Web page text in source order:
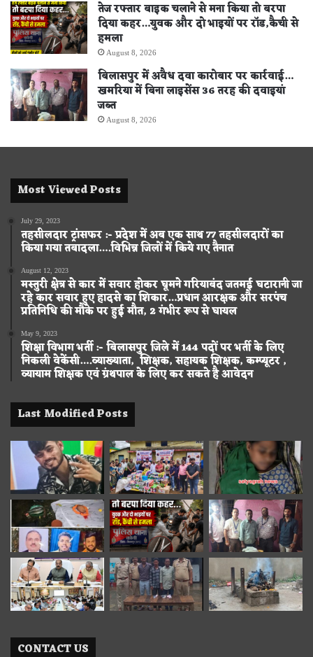
तेज रफ्तार बाइक चलाने से मना किया तो बरपा
दिया कहर…युवक और दो भाइयों पर रॉड,कैची से
हमला
August 8, 2026
बिलासपुर में अवैध दवा कारोबार पर कार्रवाई…
खमरिया में बिना लाइसेंस 36 तरह की दवाइयां
जब्त
August 8, 2026
Most Viewed Posts
July 29, 2023
तहसीलदार ट्रांसफर :- प्रदेश में अब एक साथ 77 तहसीलदारों का
किया गया तबादला….विभिन्न जिलों में किये गए तैनात
August 12, 2023
मस्तुरी क्षेत्र से कार में सवार होकर घूमने गरियाबंद जतमई घटारानी जा
रहे कार सवार हुए हादसे का शिकार…प्रधान आरक्षक और सरपंच
प्रतिनिधि की मौके पर हुई मौत, 2 गंभीर रूप से घायल
May 9, 2023
शिक्षा विभाग भर्ती :- बिलासपुर जिले में 144 पदों पर भर्ती के लिए
निकली वेकेंसी….व्याख्याता, शिक्षक, सहायक शिक्षक, कम्प्यूटर ,
व्यायाम शिक्षक एवं ग्रंथपाल के लिए कर सकते है आवेदन
Last Modified Posts
CONTACT US